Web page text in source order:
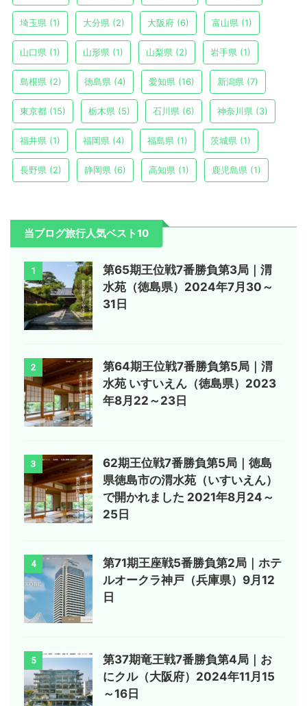
埼玉県 (1) 大分県 (2) 大阪府 (6) 富山県 (1)
山口県 (1) 山形県 (1) 山梨県 (2) 岩手県 (1)
島根県 (2) 徳島県 (4) 愛知県 (16) 新潟県 (7)
東京都 (15) 栃木県 (5) 石川県 (6) 神奈川県 (3)
福井県 (1) 福岡県 (4) 福島県 (1) 茨城県 (1)
長野県 (2) 静岡県 (6) 高知県 (1) 鹿児島県 (1)
当ブログ旅行人気ベスト10
1
第65期王位戦7番勝負第3局｜渭
水苑（徳島県）2024年7月30～
31日
2
第64期王位戦7番勝負第5局｜渭
水苑 いすいえん（徳島県）2023
年8月22～23日
3
62期王位戦7番勝負第5局｜徳島
県徳島市の渭水苑（いすいえん）
で開かれました 2021年8月24～
25日
4
第71期王座戦5番勝負第2局｜ホテ
ルオークラ神戸（兵庫県）9月12
日
5
第37期竜王戦7番勝負第4局｜お
にクル（大阪府）2024年11月15
～16日